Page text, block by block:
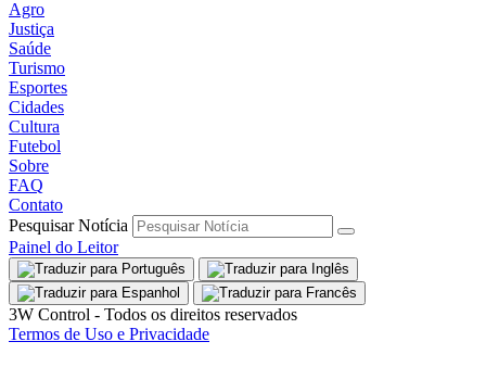
Agro
Justiça
Saúde
Turismo
Esportes
Cidades
Cultura
Futebol
Sobre
FAQ
Contato
Pesquisar Notícia
Painel do Leitor
3W Control - Todos os direitos reservados
Termos de Uso e Privacidade